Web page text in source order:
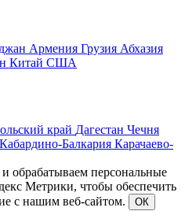
Армения Грузия Абхазия
Китай США
край Дагестан Чечня
Кабардино-Балкария Карачаево-
обрабатываем персональные
Метрики, чтобы обеспечить
с нашим веб-сайтом.
ОК